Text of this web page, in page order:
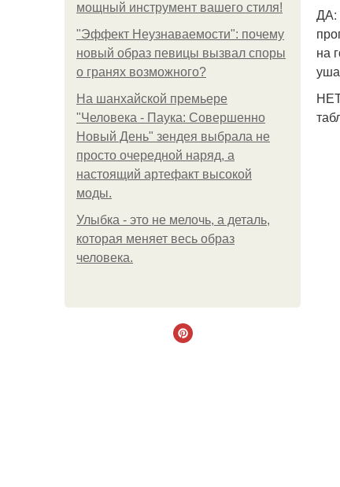
мощный инструмент вашего стиля!
"Эффект Неузнаваемости": почему
новый образ певицы вызвал споры
о гранях возможного?
На шанхайской премьере
"Человека - Паука: Совершенно
Новый День" зендея выбрала не
просто очередной наряд, а
настоящий артефакт высокой
моды.
Улыбка - это не мелочь, а деталь,
которая меняет весь образ
человека.
ДА:
на